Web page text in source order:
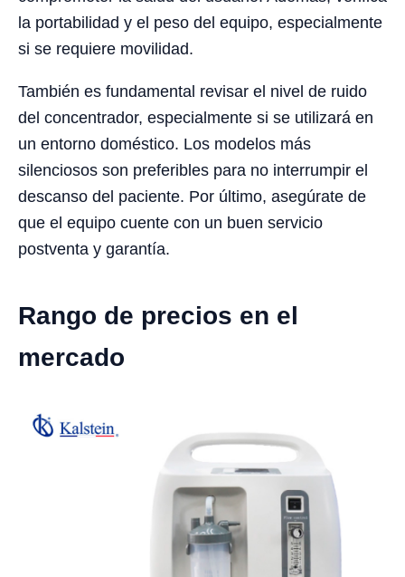
la portabilidad y el peso del equipo, especialmente
si se requiere movilidad.
También es fundamental revisar el nivel de ruido
del concentrador, especialmente si se utilizará en
un entorno doméstico. Los modelos más
silenciosos son preferibles para no interrumpir el
descanso del paciente. Por último, asegúrate de
que el equipo cuente con un buen servicio
postventa y garantía.
Rango de precios en el
mercado